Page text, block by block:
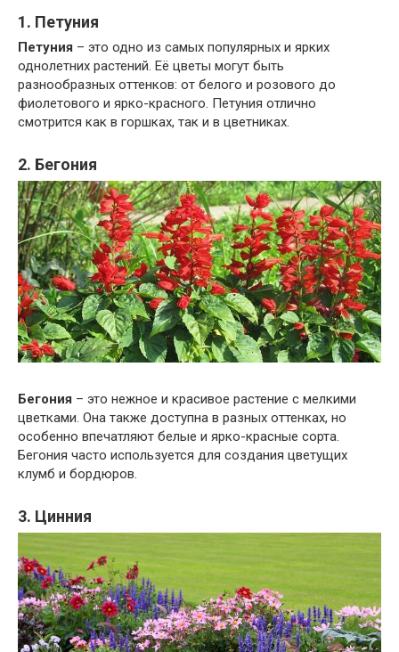
1. Петуния
Петуния – это одно из самых популярных и ярких
однолетних растений. Её цветы могут быть
разнообразных оттенков: от белого и розового до
фиолетового и ярко-красного. Петуния отлично
смотрится как в горшках, так и в цветниках.
2. Бегония
Бегония – это нежное и красивое растение с мелкими
цветками. Она также доступна в разных оттенках, но
особенно впечатляют белые и ярко-красные сорта.
Бегония часто используется для создания цветущих
клумб и бордюров.
3. Цинния